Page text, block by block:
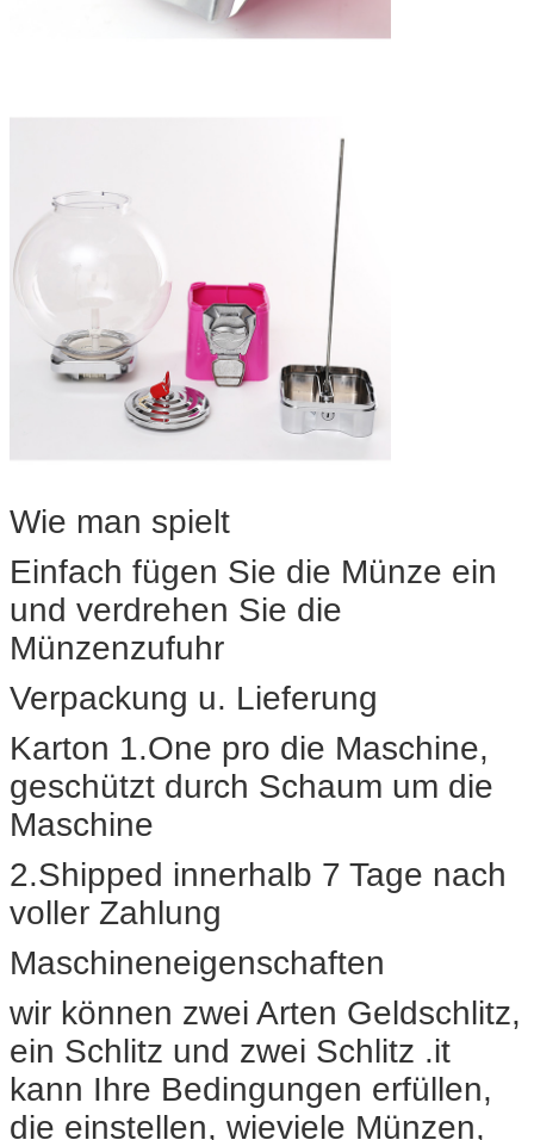
Wie man spielt
Einfach fügen Sie die Münze ein
und verdrehen Sie die
Münzenzufuhr
Verpackung u. Lieferung
Karton 1.One pro die Maschine,
geschützt durch Schaum um die
Maschine
2.Shipped innerhalb 7 Tage nach
voller Zahlung
Maschineneigenschaften
wir können zwei Arten Geldschlitz,
ein Schlitz und zwei Schlitz .it
kann Ihre Bedingungen erfüllen,
die einstellen, wieviele Münzen,